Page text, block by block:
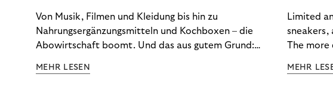
Von Musik, Filmen und Kleidung bis hin zu
Nahrungsergänzungsmitteln und Kochboxen – die
Abowirtschaft boomt. Und das aus gutem Grund:
wünschen. Sie ermöglichen es uns, Produkte und
MEHR LESEN
Limited
sneakers,
The more
industry
MEHR